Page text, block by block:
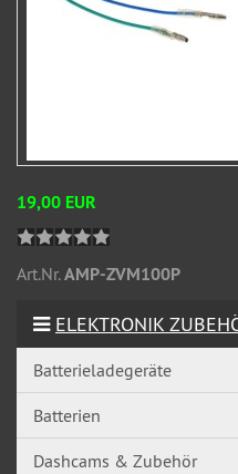
19,00 EUR
Art.Nr.AMP-ZVM100P
ELEKTRONIK
Batterieladegeräte
Batterien
Dashcams & Zubehör